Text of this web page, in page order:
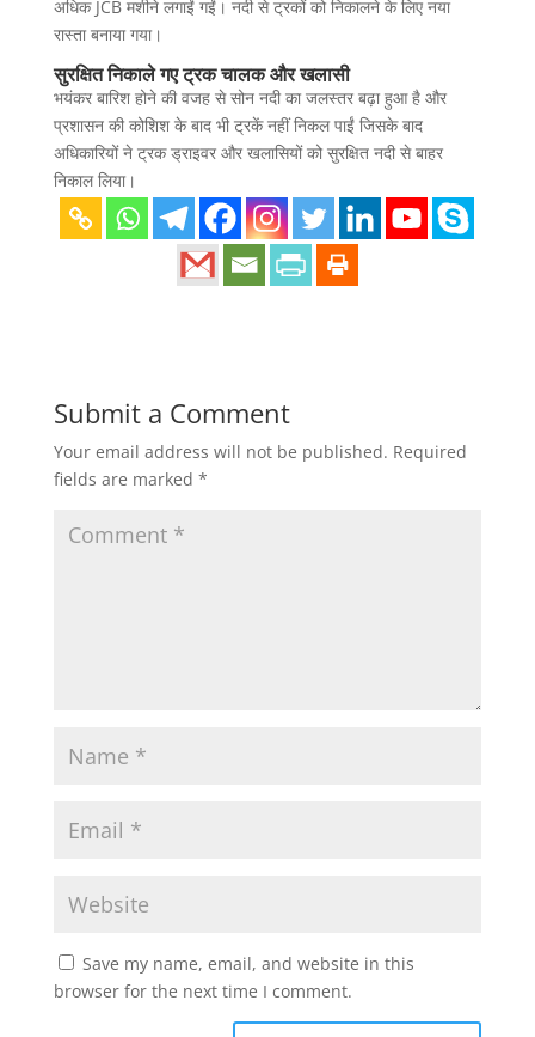
अधिक JCB मशीने लगाईं गईं। नदी से ट्रकों को निकालने के लिए नया
रास्ता बनाया गया।
सुरक्षित निकाले गए ट्रक चालक और खलासी
भयंकर बारिश होने की वजह से सोन नदी का जलस्तर बढ़ा हुआ है और
प्रशासन की कोशिश के बाद भी ट्रकें नहीं निकल पाईं जिसके बाद
अधिकारियों ने ट्रक ड्राइवर और खलासियों को सुरक्षित नदी से बाहर
निकाल लिया।
Submit a Comment
Your email address will not be published. Required
fields are marked *
Save my name, email, and website in this
browser for the next time I comment.